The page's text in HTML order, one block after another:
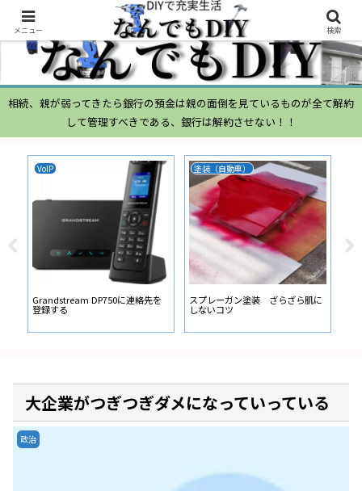
相続、親が弱ってきたら銀行の預金は親の面倒を見ているものが全て解約
して管理すべきである、銀行は解約させない！！
VoIP
Grandstream DP750に連絡先を
登録する
塗装（自動車）
スプレーガン塗装 ざらざら肌に
しないコツ
ム
大企業がつぎつぎダメになっていっている
政治
メニュー 検索